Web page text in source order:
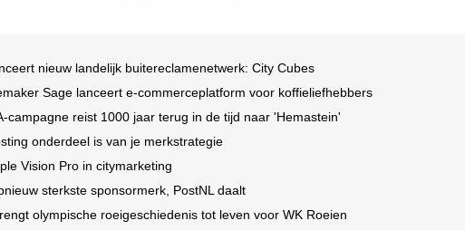
nieuw landelijk buitereclamenetwerk: City Cubes
Sage lanceert e-commerceplatform voor koffieliefhebbers
campagne reist 1000 jaar terug in de tijd naar 'Hemastein'
onderdeel is van je merkstrategie
Vision Pro in citymarketing
sterkste sponsormerk, PostNL daalt
olympische roeigeschiedenis tot leven voor WK Roeien